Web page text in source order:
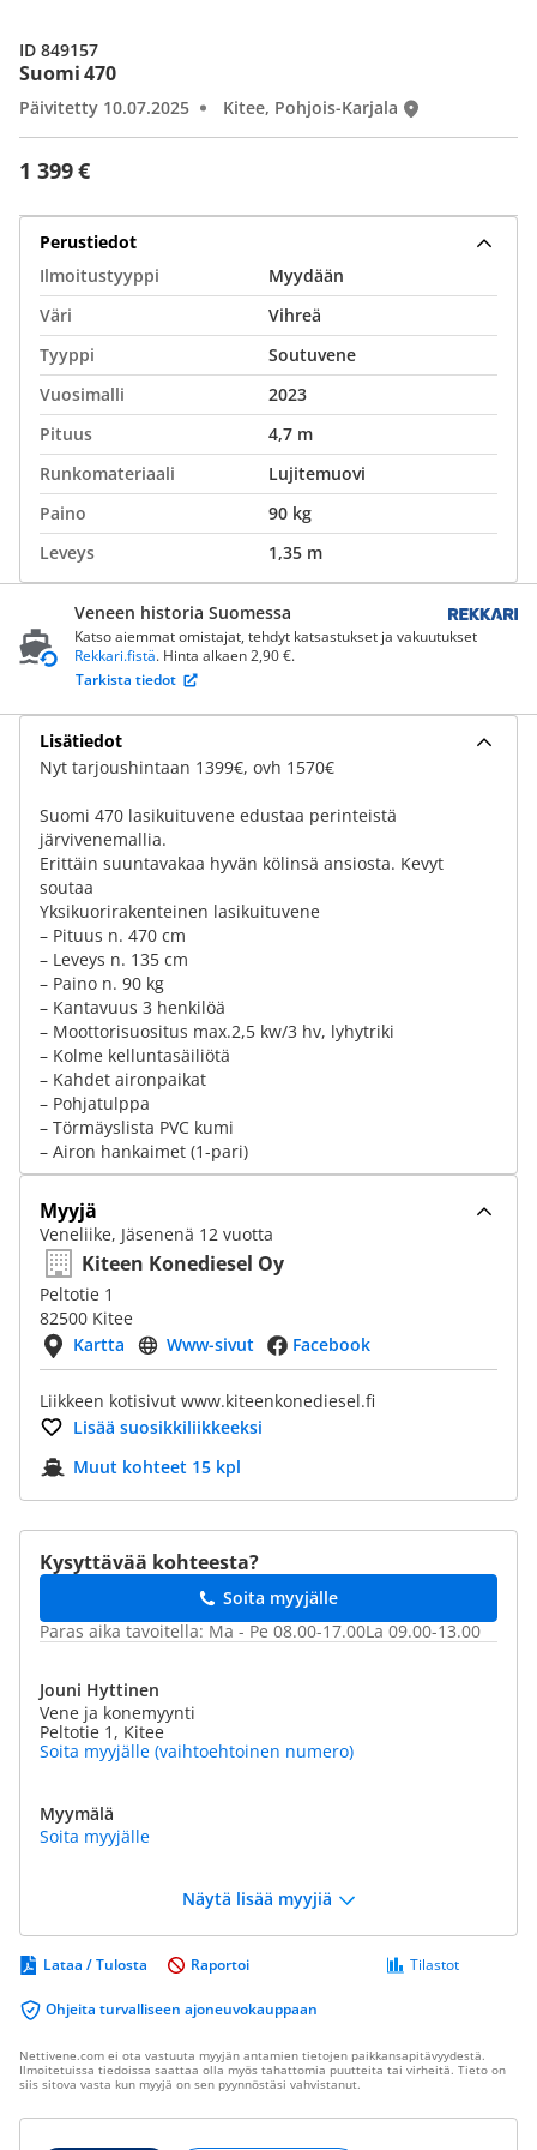
Suomi 470
1 399 €
Päivitetty 10.07.2025 Kitee, Pohjois-Karjala
ID 849157
Perustiedot
Ilmoitustyyppi
Myydään
Väri
Vihreä
Tyyppi
Soutuvene
Vuosimalli
2023
Pituus
4,7 m
Runkomateriaali
Lujitemuovi
Paino
90 kg
Leveys
1,35 m
Veneen historia Suomessa
Katso aiemmat omistajat, tehdyt katsastukset ja vakuutukset
Rekkari.fistä. Hinta alkaen 2,90 €.
Tarkista tiedot
Lisätiedot
Nyt tarjoushintaan 1399€, ovh 1570€
Suomi 470 lasikuituvene edustaa perinteistä
järvivenemallia.
Erittäin suuntavakaa hyvän kölinsä ansiosta. Kevyt
soutaa
Yksikuorirakenteinen lasikuituvene
– Pituus n. 470 cm
– Leveys n. 135 cm
– Paino n. 90 kg
– Kantavuus 3 henkilöä
– Moottorisuositus max.2,5 kw/3 hv, lyhytriki
– Kolme kelluntasäiliötä
– Kahdet aironpaikat
– Pohjatulppa
– Törmäyslista PVC kumi
– Airon hankaimet (1-pari)
Myyjä
Veneliike, Jäsenenä 12 vuotta
Kiteen Konediesel Oy
Peltotie 1
82500 Kitee
Kartta
Www-sivut Facebook
Liikkeen kotisivut www.kiteenkonediesel.fi
Lisää suosikkiliikkeeksi
Muut kohteet 15 kpl
Kysyttävää kohteesta?
Soita myyjälle
Paras aika tavoitella: Ma - Pe 08.00-17.00La 09.00-13.00
Jouni Hyttinen
Vene ja konemyynti
Peltotie 1, Kitee
Soita myyjälle (vaihtoehtoinen numero)
Myymälä
Soita myyjälle
Näytä lisää myyjiä
Lataa / Tulosta
Ohjeita turvalliseen ajoneuvokauppaan
Tilastot
Raportoi
Nettivene.com ei ota vastuuta myyjän antamien tietojen paikkansapitävyydestä.
Ilmoitetuissa tiedoissa saattaa olla myös tahattomia puutteita tai virheitä. Tieto on
siis sitova vasta kun myyjä on sen pyynnöstäsi vahvistanut.